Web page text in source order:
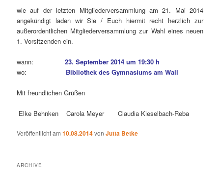
wie auf der letzten Mitgliederversammlung am 21. Mai 2014
angekündigt laden wir Sie / Euch hiermit recht herzlich zur
außerordentlichen Mitgliederversammlung zur Wahl eines neuen
1. Vorsitzenden ein.
wann:23. September 2014 um 19:30 h
wo:
Bibliothek des Gymnasiums am Wall
Mit freundlichen Grüßen
Elke Behnken Carola Meyer Claudia Kieselbach-Reba
Veröffentlicht am10.08.2014vonJutta Betke
ARCHIVE